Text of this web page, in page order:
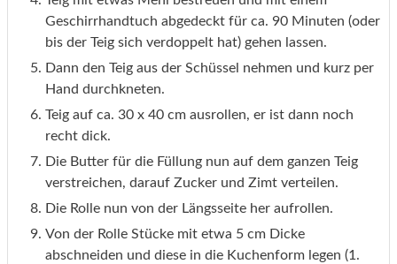
Geschirrhandtuch abgedeckt für ca. 90 Minuten (oder
bis der Teig sich verdoppelt hat) gehen lassen.
Dann den Teig aus der Schüssel nehmen und kurz per
Hand durchkneten.
Teig auf ca. 30 x 40 cm ausrollen, er ist dann noch
recht dick.
Die Butter für die Füllung nun auf dem ganzen Teig
verstreichen, darauf Zucker und Zimt verteilen.
Die Rolle nun von der Längsseite her aufrollen.
Von der Rolle Stücke mit etwa 5 cm Dicke
abschneiden und diese in die Kuchenform legen (1.